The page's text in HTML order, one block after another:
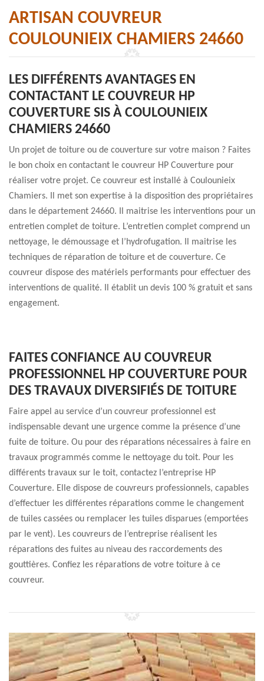
ARTISAN COUVREUR
COULOUNIEIX CHAMIERS 24660
LES DIFFÉRENTS AVANTAGES EN
CONTACTANT LE COUVREUR HP
COUVERTURE SIS À COULOUNIEIX
CHAMIERS 24660
Un projet de toiture ou de couverture sur votre maison ? Faites
le bon choix en contactant le couvreur HP Couverture pour
réaliser votre projet. Ce couvreur est installé à Coulounieix
Chamiers. Il met son expertise à la disposition des propriétaires
dans le département 24660. Il maitrise les interventions pour un
entretien complet de toiture. L’entretien complet comprend un
nettoyage, le démoussage et l’hydrofugation. Il maitrise les
techniques de réparation de toiture et de couverture. Ce
couvreur dispose des matériels performants pour effectuer des
interventions de qualité. Il établit un devis 100 % gratuit et sans
engagement.
FAITES CONFIANCE AU COUVREUR
PROFESSIONNEL HP COUVERTURE POUR
DES TRAVAUX DIVERSIFIÉS DE TOITURE
Faire appel au service d’un couvreur professionnel est
indispensable devant une urgence comme la présence d’une
fuite de toiture. Ou pour des réparations nécessaires à faire en
travaux programmés comme le nettoyage du toit. Pour les
différents travaux sur le toit, contactez l’entreprise HP
Couverture. Elle dispose de couvreurs professionnels, capables
d’effectuer les différentes réparations comme le changement
de tuiles cassées ou remplacer les tuiles disparues (emportées
par le vent). Les couvreurs de l’entreprise réalisent les
réparations des fuites au niveau des raccordements des
gouttières. Confiez les réparations de votre toiture à ce
couvreur.